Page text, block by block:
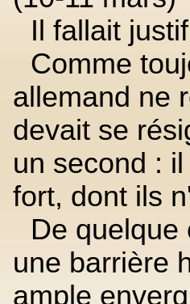
Il fallait
Comme
allemand ne
devait se
un second :
fort, dont ils
De
une barrière
ample